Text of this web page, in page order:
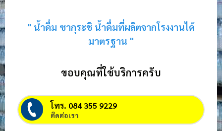
" น้ำดื่ม ซากุระชิ น้ำดื่มที่ผลิตจากโรงงานได้
มาตรฐาน "
ขอบคุณที่ใช้บริการครับ
โทร. 084 355 9229
ติดต่อเรา